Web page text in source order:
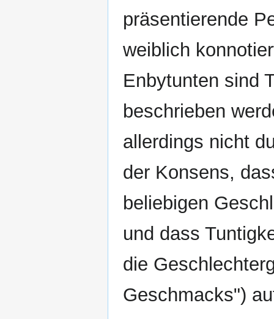
präsentierende
weiblich
Enbytunten sind
beschrieben
allerdings nicht
der Konsens,
beliebigen
und dass
die
Geschmacks")